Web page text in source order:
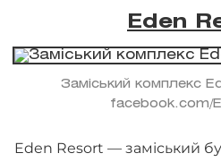
Eden
Заміський комплекс
facebook.com/
Eden Resort — заміський